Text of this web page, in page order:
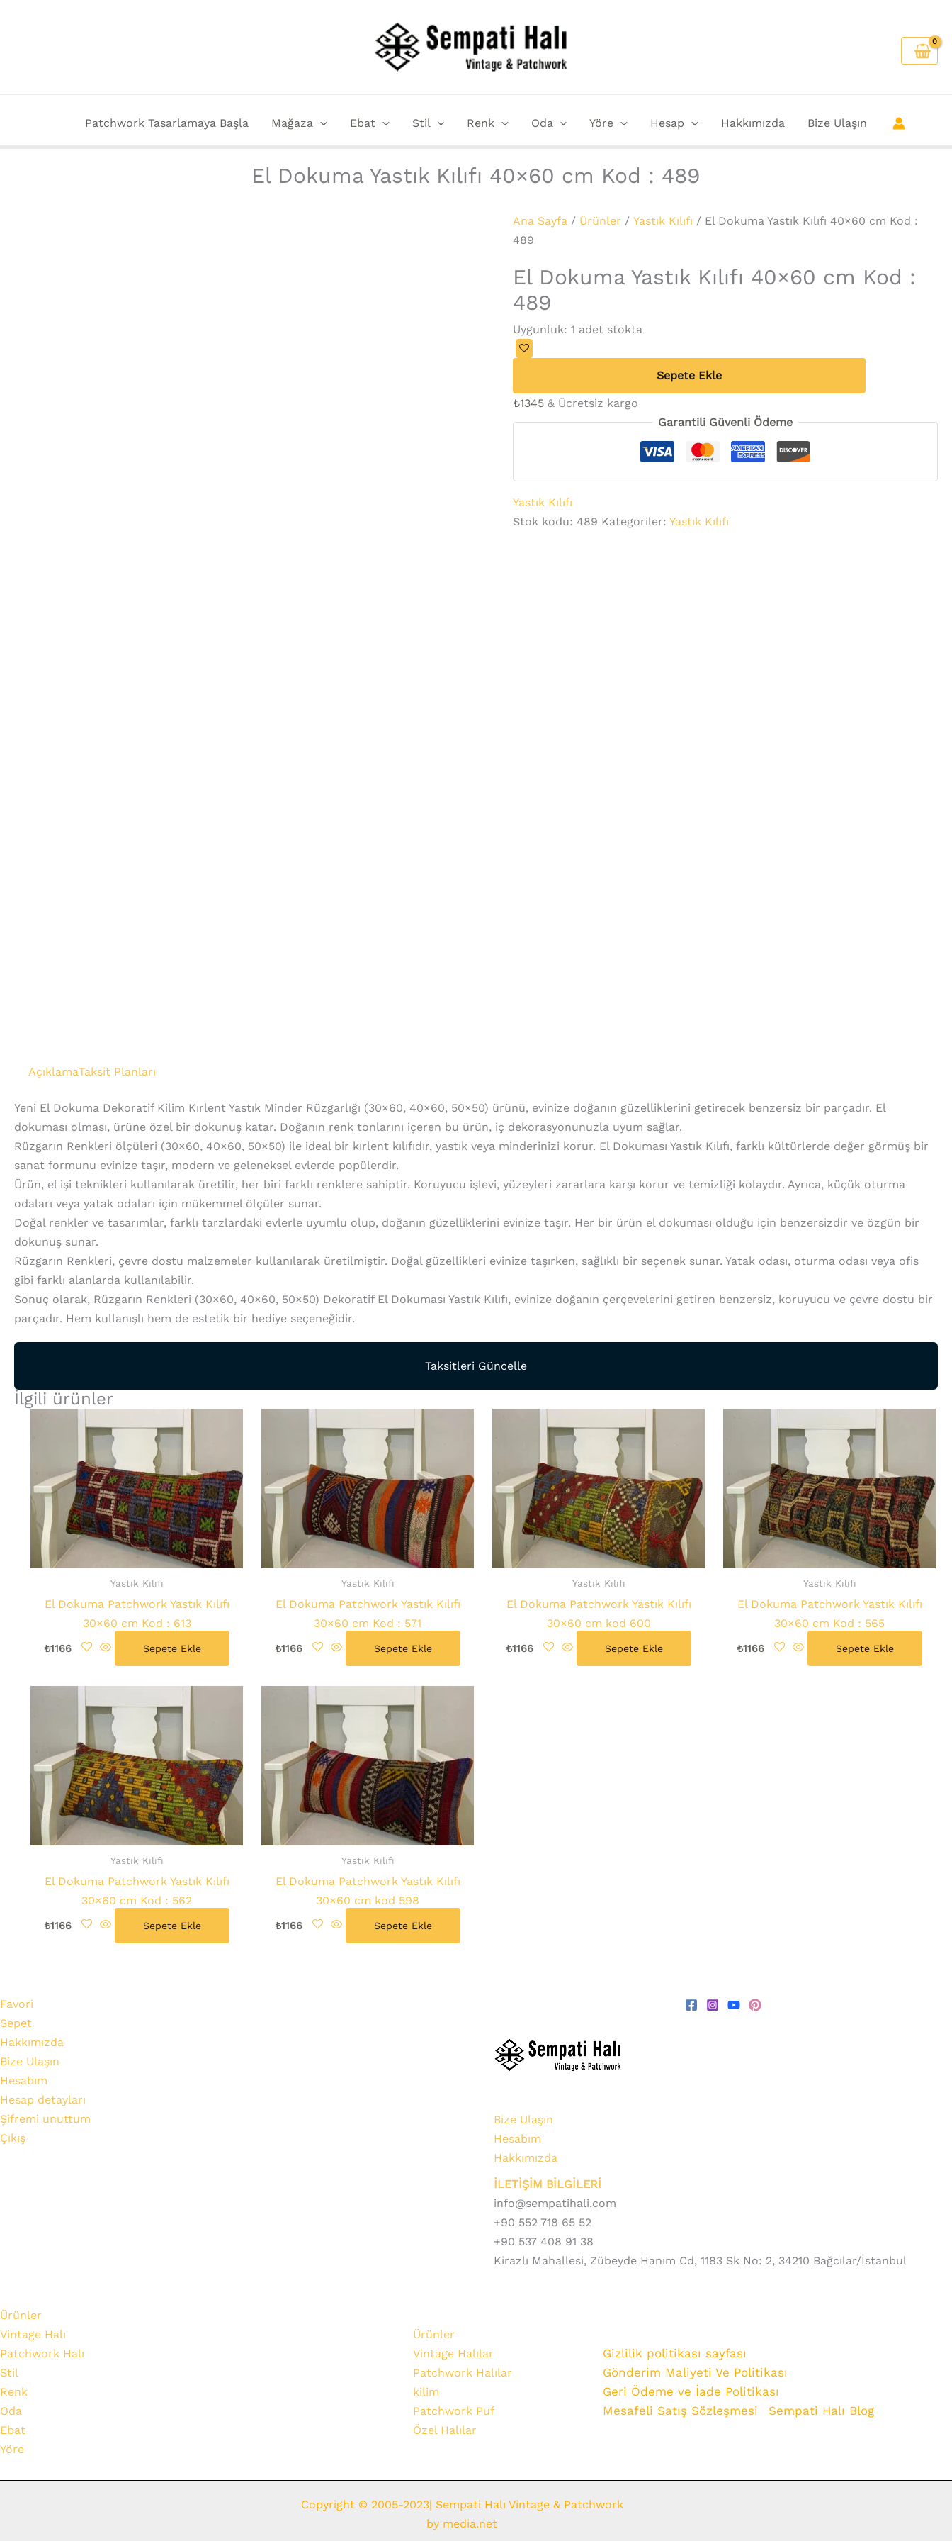
Patchwork Tasarlamaya Başla Mağaza Ebat Stil Renk Oda Yöre Hesap Hakkımızda Bize Ulaşın
El Dokuma Yastık Kılıfı 40×60 cm Kod : 489
Ana Sayfa / Ürünler /Yastık Kılıfı / El Dokuma Yastık Kılıfı 40×60 cm Kod :
489
El Dokuma Yastık Kılıfı 40×60 cm Kod :
489
Uygunluk: 1 adet stokta
Dokuma
Yastık
Kılıfı
Kod
489
adet
Sepete Ekle
₺1345 & Ücretsiz kargo
Garantili Güvenli Ödeme
Yastık Kılıfı
Stok kodu:489 Kategoriler:Yastık Kılıfı
AçıklamaTaksit Planları
Yeni El Dokuma Dekoratif Kilim Kırlent Yastık Minder Rüzgarlığı (30×60, 40×60, 50×50) ürünü, evinize doğanın güzelliklerini getirecek benzersiz bir parçadır. El
dokuması olması, ürüne özel bir dokunuş katar. Doğanın renk tonlarını içeren bu ürün, iç dekorasyonunuzla uyum sağlar.
Rüzgarın Renkleri ölçüleri (30×60, 40×60, 50×50) ile ideal bir kırlent kılıfıdır, yastık veya minderinizi korur. El Dokuması Yastık Kılıfı, farklı kültürlerde değer görmüş bir
sanat formunu evinize taşır, modern ve geleneksel evlerde popülerdir.
Ürün, el işi teknikleri kullanılarak üretilir, her biri farklı renklere sahiptir. Koruyucu işlevi, yüzeyleri zararlara karşı korur ve temizliği kolaydır. Ayrıca, küçük oturma
odaları veya yatak odaları için mükemmel ölçüler sunar.
Doğal renkler ve tasarımlar, farklı tarzlardaki evlerle uyumlu olup, doğanın güzelliklerini evinize taşır. Her bir ürün el dokuması olduğu için benzersizdir ve özgün bir
dokunuş sunar.
Rüzgarın Renkleri, çevre dostu malzemeler kullanılarak üretilmiştir. Doğal güzellikleri evinize taşırken, sağlıklı bir seçenek sunar. Yatak odası, oturma odası veya ofis
gibi farklı alanlarda kullanılabilir.
Sonuç olarak, Rüzgarın Renkleri (30×60, 40×60, 50×50) Dekoratif El Dokuması Yastık Kılıfı, evinize doğanın çerçevelerini getiren benzersiz, koruyucu ve çevre dostu bir
parçadır. Hem kullanışlı hem de estetik bir hediye seçeneğidir.
Taksitleri Güncelle
İlgili ürünler
Yastık Kılıfı
El Dokuma Patchwork Yastık Kılıfı
30×60 cm Kod : 613
₺1166 Sepete Ekle
Yastık Kılıfı
El Dokuma Patchwork Yastık Kılıfı
30×60 cm Kod : 571
₺1166 Sepete Ekle
Yastık Kılıfı
El Dokuma Patchwork Yastık Kılıfı
30×60 cm kod 600
₺1166 Sepete Ekle
Yastık Kılıfı
El Dokuma Patchwork Yastık Kılıfı
30×60 cm Kod : 565
₺1166 Sepete Ekle
Yastık Kılıfı
El Dokuma Patchwork Yastık Kılıfı
30×60 cm Kod : 562
₺1166 Sepete Ekle
Yastık Kılıfı
El Dokuma Patchwork Yastık Kılıfı
30×60 cm kod 598
₺1166 Sepete Ekle
Favori
Sepet
Hakkımızda
Bize Ulaşın
Hesabım
Hesap detayları
Şifremi unuttum
Çıkış
Bize Ulaşın
Hesabım
Hakkımızda
İLETİŞİM BİLGİLERİ
info@sempatihali.com
+90 552 718 65 52
+90 537 408 91 38
Kirazlı Mahallesi, Zübeyde Hanım Cd, 1183 Sk No: 2, 34210 Bağcılar/İstanbul
Ürünler
Vintage Halı
Patchwork Halı
Stil
Renk
Oda
Ebat
Yöre
Ürünler
Vintage Halılar
Patchwork Halılar
kilim
Patchwork Puf
Özel Halılar
Gizlilik politikası sayfası
Gönderim Maliyeti Ve Politikası
Geri Ödeme ve İade Politikası
Mesafeli Satış Sözleşmesi
Sempati Halı Blog
Copyright © 2005-2023| Sempati Halı Vintage & Patchwork
by media.net